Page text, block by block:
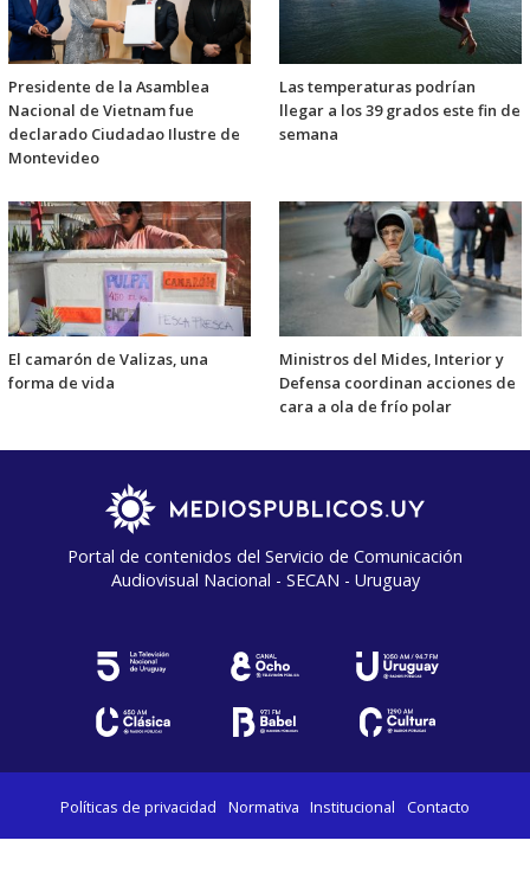
Presidente de la Asamblea
Nacional de Vietnam fue
declarado Ciudadao Ilustre de
Montevideo
Las temperaturas podrían
llegar a los 39 grados este fin de
semana
El camarón de Valizas, una
forma de vida
Ministros del Mides, Interior y
Defensa coordinan acciones de
cara a ola de frío polar
Portal de contenidos del Servicio de Comunicación
Audiovisual Nacional - SECAN - Uruguay
Políticas de privacidad Normativa Institucional Contacto